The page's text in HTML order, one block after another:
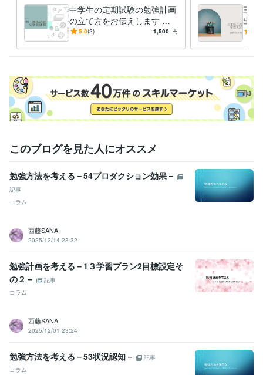
中学生の定期試験の勉強計画
の立て方をお伝えします な
りたい自分を目指して計画的
5.0(2) 1,500 円
三重
出題
英語
このブログを見た人にオススメ
勉強方法を考える－54プロダクション効果－
記事
コラム
西藤SANA
2025/12/14 23:32
勉強計画を考える－1３学習プラン2目標設定そ
の２－
記事
コラム
西藤SANA
2025/12/01 23:24
勉強方法を考える－53状況認知－
記事
コラム